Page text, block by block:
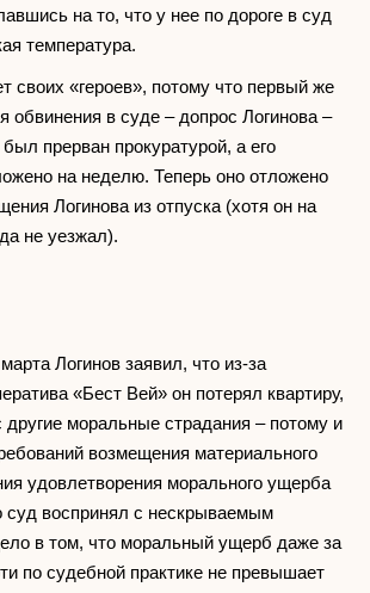
на то, что у нее по дороге в суд
температура.
своих «героев», потому что первый же
обвинения в суде – допрос Логинова –
прерван прокуратурой, а его
на неделю. Теперь оно отложено
Логинова из отпуска (хотя он на
не уезжал).
Логинов заявил, что из-за
«Бест Вей» он потерял квартиру,
другие моральные страдания – потому и
возмещения материального
удовлетворения морального ущерба
суд воспринял с нескрываемым
в том, что моральный ущерб даже за
по судебной практике не превышает